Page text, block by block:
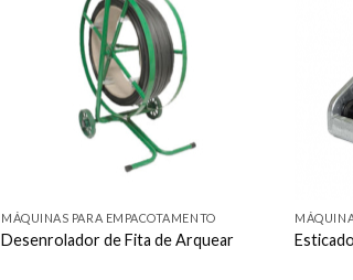
MÁQUINAS PARA EMPACOTAMENTO
Desenrolador de Fita de Arquear